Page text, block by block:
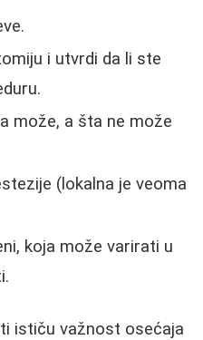
i utvrdi da li ste
može, a šta ne može
(lokalna je veoma
koja može varirati u
ističu važnost osećaja